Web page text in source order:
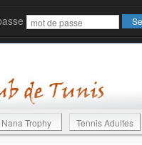
Nana Trophy Tennis Adultes